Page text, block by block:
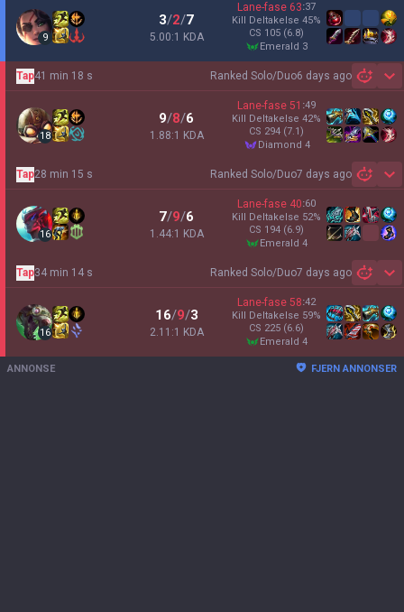
9
3/2/7
5.00:1 KDA
Lane-fase 63:37
Kill Deltakelse 45%
CS 105 (6.8)
emerald 3
Ranked Solo/Duo6 days ago
Tap41 min 18 s
18
9/8/6
1.88:1 KDA
Lane-fase 51 :49
Kill Deltakelse 42%
CS 294 (7.1)
diamond 4
Ranked Solo/Duo7 days ago
Tap28 min 15 s
16
7/9/6
1.44:1 KDA
Lane-fase 40:60
Kill Deltakelse 52%
CS 194 (6.9)
emerald 4
Ranked Solo/Duo7 days ago
Tap34 min 14 s
16
16/9/3
2.11:1 KDA
Lane-fase 58:42
Kill Deltakelse 59%
CS 225 (6.6)
emerald 4
ANNONSE FJERN ANNONSER